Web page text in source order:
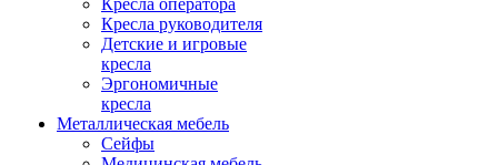
Кресла оператора
Кресла руководителя
Детские и игровые
кресла
Эргономичные
кресла
Металлическая мебель
Сейфы